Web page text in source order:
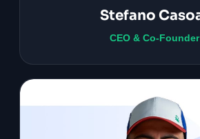
Stefano
CEO & Co-Founder